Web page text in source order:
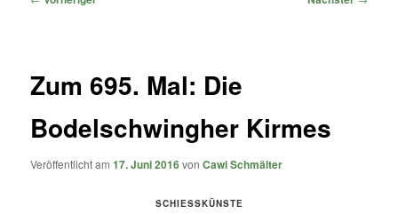
Zum 695. Mal: Die
Bodelschwingher Kirmes
Veröffentlicht am17. Juni 2016vonCawi Schmälter
SCHIESSKÜNSTE